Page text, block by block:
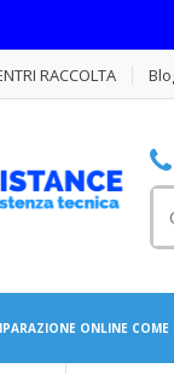
RACCOLTA
ONLINE